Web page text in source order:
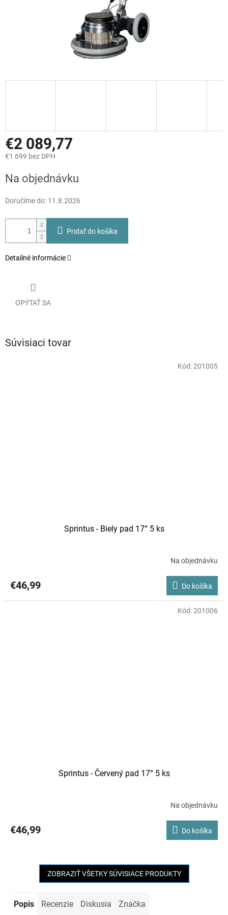
€2 089,77
€1 699 bez DPH
cena:
Na objednávku
Doručíme do: 11.8.2026
Pridať do košíka
Detailné informácie
OPÝTAŤ SA
Súvisiaci tovar
Sprintus - Biely pad 17“ 5 ks
Na objednávku
€46,99 Do košíka
Kód:201005
Sprintus - Červený pad 17“ 5 ks
Na objednávku
€46,99 Do košíka
Kód:201006
ZOBRAZIŤ VŠETKY SÚVISIACE PRODUKTY
Popis Recenzie Diskusia Značka